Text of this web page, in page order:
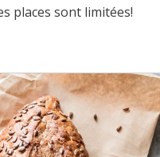
places sont limitées!